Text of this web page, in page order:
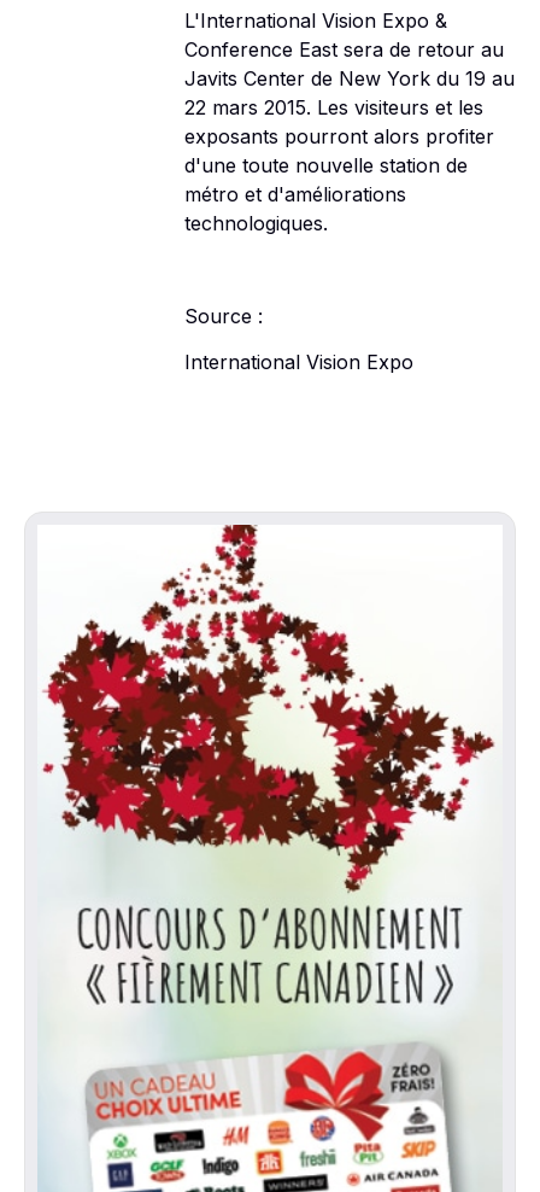
L'International Vision Expo &
Conference East sera de retour au
Javits Center de New York du 19 au
22 mars 2015. Les visiteurs et les
exposants pourront alors profiter
d'une toute nouvelle station de
métro et d'améliorations
technologiques.
Source :
International Vision Expo